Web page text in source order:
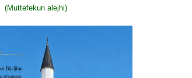
(Muttefekun alejhi)